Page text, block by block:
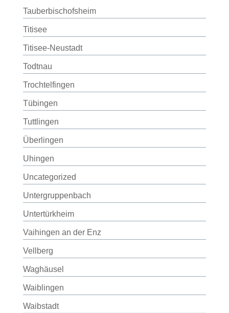
Tauberbischofsheim
Titisee
Titisee-Neustadt
Todtnau
Trochtelfingen
Tübingen
Tuttlingen
Überlingen
Uhingen
Uncategorized
Untergruppenbach
Untertürkheim
Vaihingen an der Enz
Vellberg
Waghäusel
Waiblingen
Waibstadt